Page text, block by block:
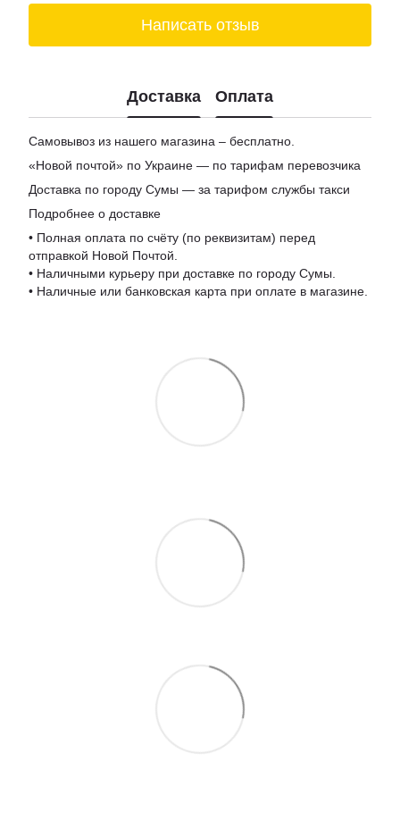
Написать отзыв
Доставка Оплата
Самовывоз из нашего магазина – бесплатно.
«Новой почтой» по Украине — по тарифам перевозчика
Доставка по городу Сумы — за тарифом службы такси
Подробнее о доставке
• Полная оплата по счёту (по реквизитам) перед
отправкой Новой Почтой.
• Наличными курьеру при доставке по городу Сумы.
• Наличные или банковская карта при оплате в магазине.